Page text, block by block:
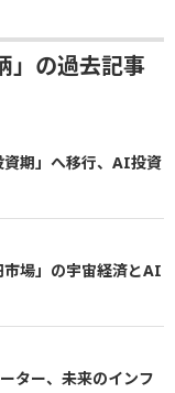
」の過去記事
資期」へ移行、AI投資
市場」の宇宙経済とAI
ター、未来のインフ